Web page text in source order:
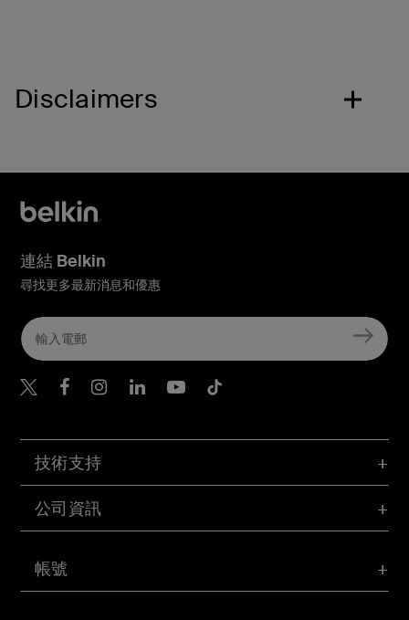
Disclaimers
帳號
技術支持
公司資訊
連結 Belkin
尋找更多最新消息和優惠
Belkin Twitter
Belkin Hong Kong
Belkin Instagram
Belkin Hong Kong
Belkin Youtube
Belkin TikTok